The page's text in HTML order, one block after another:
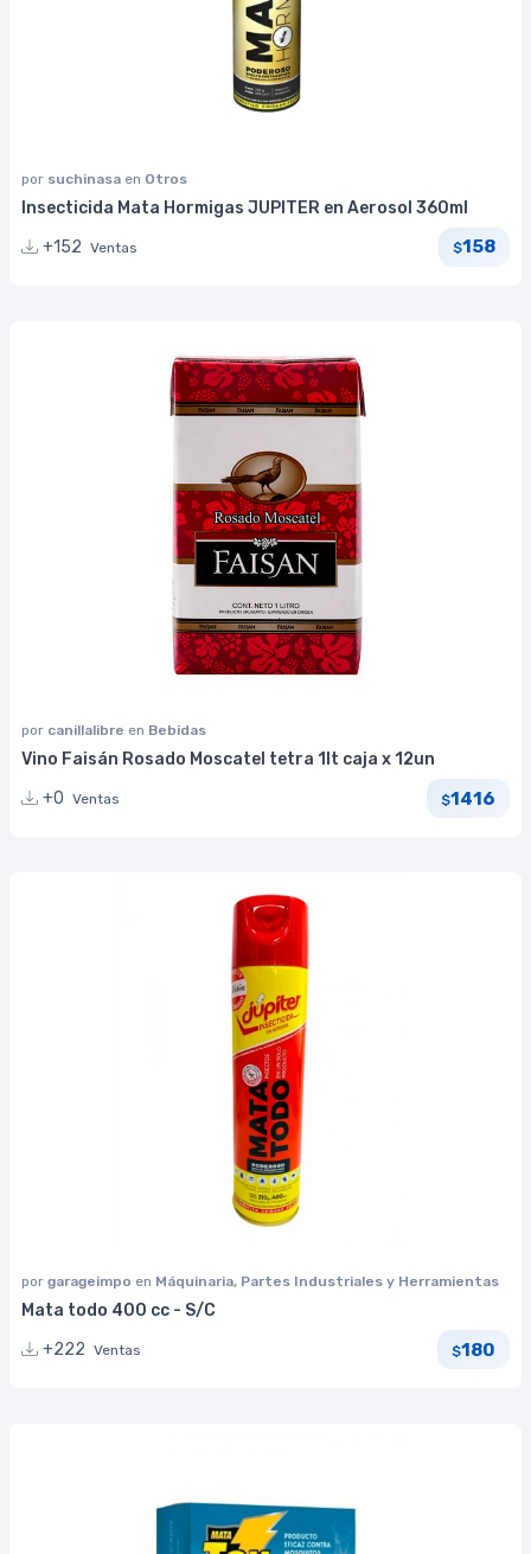
por suchinasa en Otros
Insecticida Mata Hormigas JUPITER en Aerosol 360ml
+152 Ventas $158
por canillalibre en Bebidas
Vino Faisán Rosado Moscatel tetra 1lt caja x 12un
+0 Ventas $1416
por garageimpo en Máquinaria, Partes Industriales y Herramientas
Mata todo 400 cc - S/C
+222 Ventas $180